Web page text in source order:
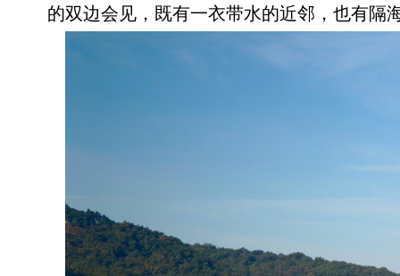
的双边会见，既有一衣带水的近邻，也有隔